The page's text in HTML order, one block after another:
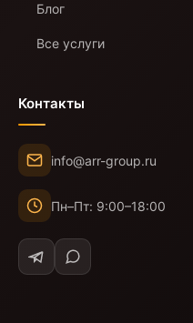
Блог
Все услуги
Контакты
info@arr-group.ru
Пн–Пт: 9:00–18:00